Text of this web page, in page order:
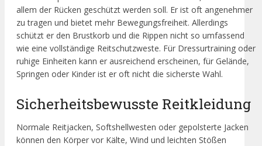
allem der Rücken geschützt werden soll. Er ist oft angenehmer
zu tragen und bietet mehr Bewegungsfreiheit. Allerdings
schützt er den Brustkorb und die Rippen nicht so umfassend
wie eine vollständige Reitschutzweste. Für Dressurtraining oder
ruhige Einheiten kann er ausreichend erscheinen, für Gelände,
Springen oder Kinder ist er oft nicht die sicherste Wahl.
Sicherheitsbewusste Reitkleidung
Normale Reitjacken, Softshellwesten oder gepolsterte Jacken
können den Körper vor Kälte, Wind und leichten Stößen